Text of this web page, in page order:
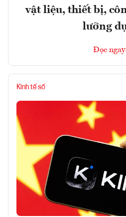
vật liệu, thiết bị,
lưỡng
Đọc ngay
Kinh tế số